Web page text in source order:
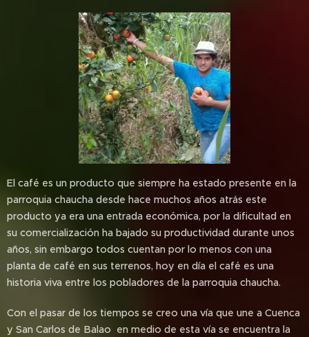
El café es un producto que siempre ha estado presente en la
parroquia chaucha desde hace muchos años atrás este
producto ya era una entrada económica, por la dificultad en
su comercialización ha bajado su productividad durante unos
años, sin embargo todos cuentan por lo menos con una
planta de café en sus terrenos, hoy en día el café es una
historia viva entre los pobladores de la parroquia chaucha.
Con el pasar de los tiempos se creo una vía que une a Cuenca
y San Carlos de Balao en medio de esta vía se encuentra la